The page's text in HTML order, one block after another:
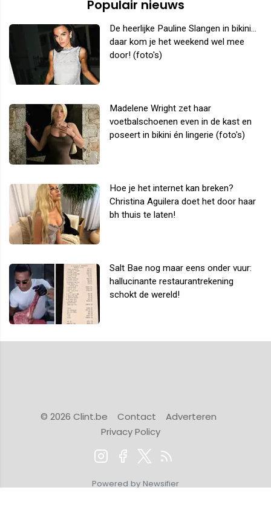
Populair nieuws
De heerlijke Pauline Slangen in bikini...
daar kom je het weekend wel mee
door! (foto's)
Madelene Wright zet haar
voetbalschoenen even in de kast en
poseert in bikini én lingerie (foto's)
Hoe je het internet kan breken?
Christina Aguilera doet het door haar
bh thuis te laten!
Salt Bae nog maar eens onder vuur:
hallucinante restaurantrekening
schokt de wereld!
© 2026 Clint.be Contact
Adverteren
Privacy Policy
Powered by Newsifier